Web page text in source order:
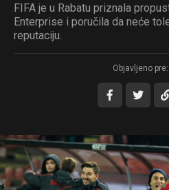
FIFA je u Rabatu priznala
Enterprise i poručila da neće
reputaciju.
Objavljeno pre: